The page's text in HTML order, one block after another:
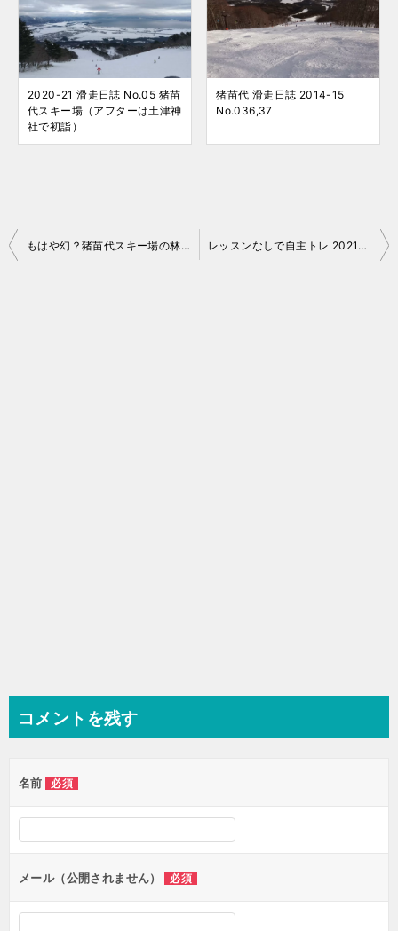
2020-21 滑走日誌 No.05 猪苗
代スキー場（アフターは土津神
社で初詣）
猪苗代 滑走日誌 2014-15
No.036,37
投
もはや幻？猪苗代スキー場の林間コースへのアクセス方法 レッスンなしで自主トレ 2021-22 イントラ日誌 No.14 猪苗代
コメントを残す
名前 必須
メール（公開されません） 必須